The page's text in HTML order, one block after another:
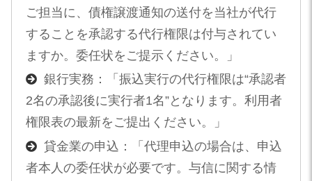
ご担当に、債権譲渡通知の送付を当社が代行
することを承認する代行権限は付与されてい
ますか。委任状をご提示ください。」
銀行実務：「振込実行の代行権限は“承認者
2名の承認後に実行者1名”となります。利用者
権限表の最新をご提出ください。」
貸金業の申込：「代理申込の場合は、申込
者本人の委任状が必要です。与信に関する情